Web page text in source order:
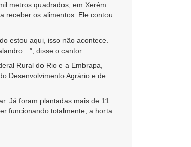
metros quadrados, em Xerém
receber os alimentos. Ele contou
estou aqui, isso não acontece.
disse o cantor.
Rural do Rio e a Embrapa,
Desenvolvimento Agrário e de
Já foram plantadas mais de 11
funcionando totalmente, a horta